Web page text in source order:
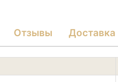
Отзывы Доставка